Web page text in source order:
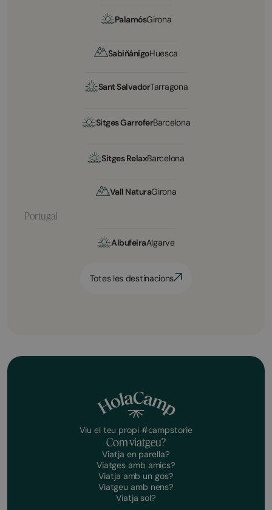
PalamósGirona
SabiñánigoHuesca
Sant SalvadorTarragona
Sitges GarroferBarcelona
Sitges RelaxBarcelona
Vall NaturaGirona
Portugal
AlbufeiraAlgarve
Totes les destinacions
Viu el teu propi #campstorie
Com viatgeu?
Viatja en parella?
Viatges amb amics?
Viatja amb un gos?
Viatgeu amb nens?
Viatja sol?